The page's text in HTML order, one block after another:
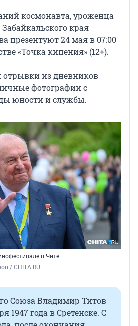
космонавта, уроженца
Забайкальского края
презентуют 24 мая в 07:00
«Точка кипения» (12+).
из дневников
фотографии с
юности и службы.
в Чите
/ CHITA.RU
Союза Владимир Титов
1947 года в Сретенске. С